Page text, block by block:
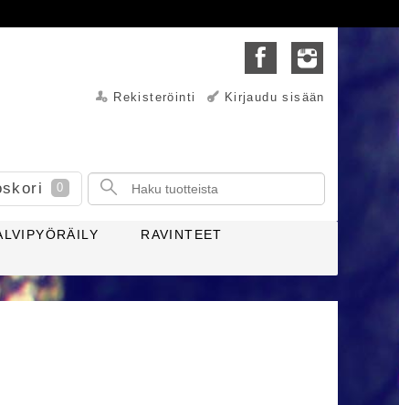
Rekisteröinti Kirjaudu sisään
0
RAVINTEET